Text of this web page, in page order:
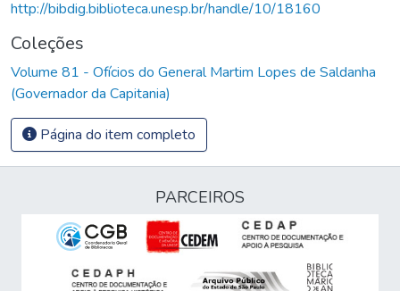
http://bibdig.biblioteca.unesp.br/handle/10/18160
Coleções
Volume 81 - Ofícios do General Martim Lopes de Saldanha
(Governador da Capitania)
Página do item completo
PARCEIROS